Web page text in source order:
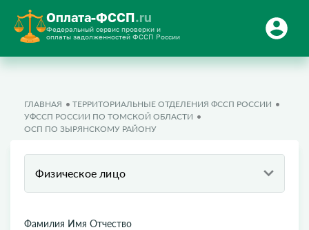
Оплата-ФССП.ru
Федеральный сервис проверки и
оплаты задолженностей ФССП России
ГЛАВНАЯ
ТЕРРИТОРИАЛЬНЫЕ ОТДЕЛЕНИЯ ФССП РОССИИ
УФССП РОССИИ ПО ТОМСКОЙ ОБЛАСТИ
ОСП ПО ЗЫРЯНСКОМУ РАЙОНУ
Физическое лицо
Фамилия Имя Отчество